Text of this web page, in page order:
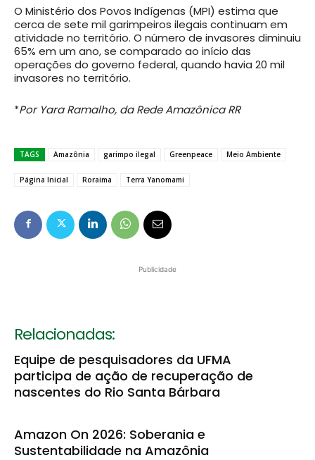
O Ministério dos Povos Indígenas (MPI) estima que
cerca de sete mil garimpeiros ilegais continuam em
atividade no território. O número de invasores diminuiu
65% em um ano, se comparado ao início das
operações do governo federal, quando havia 20 mil
invasores no território.
*Por Yara Ramalho, da Rede Amazônica RR
TAGS Amazônia garimpo ilegal Greenpeace Meio Ambiente
Página Inicial Roraima Terra Yanomami
Publicidade
Relacionadas:
Equipe de pesquisadores da UFMA
participa de ação de recuperação de
nascentes do Rio Santa Bárbara
Amazon On 2026: Soberania e
Sustentabilidade na Amazônia